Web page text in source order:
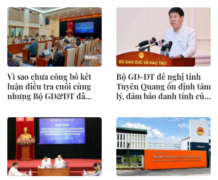
cử và lạm thu
Vì sao chưa công bố kết
luận điều tra cuối cùng
nhưng Bộ GD&ĐT đã
Bộ GD-ĐT đề nghị tỉnh
Tuyên Quang ổn định tâm
lý, đảm bảo danh tính của